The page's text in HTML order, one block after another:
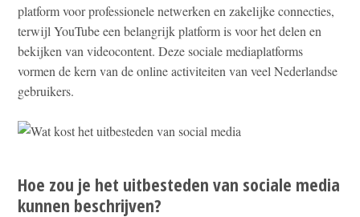
platform voor professionele netwerken en zakelijke connecties,
terwijl YouTube een belangrijk platform is voor het delen en
bekijken van videocontent. Deze sociale mediaplatforms
vormen de kern van de online activiteiten van veel Nederlandse
gebruikers.
Hoe zou je het uitbesteden van sociale media
kunnen beschrijven?